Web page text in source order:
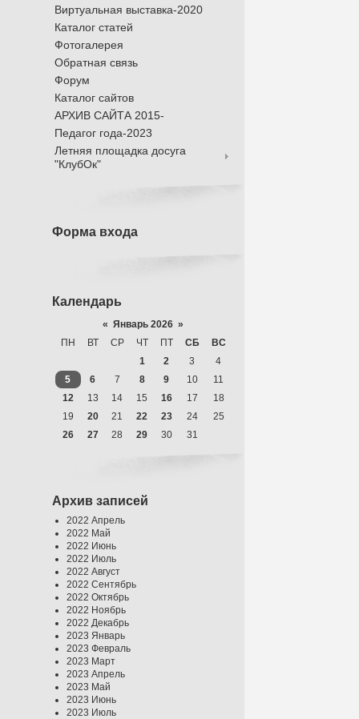
Виртуальная выставка-2020
Каталог статей
Фотогалерея
Обратная связь
Форум
Каталог сайтов
АРХИВ САЙТА 2015-
Педагог года-2023
Летняя площадка досуга
"КлубОк"
Форма входа
Календарь
« Январь 2026 »
ПН
ВТ СР ЧТ ПТ СБ
ВС
1
2 3
4
5
6 7 8 9 10
11
12
13 14 15 16 17
18
19
20 21 22 23 24
25
26
27 28 29 30 31
Архив записей
2022 Апрель
2022 Май
2022 Июнь
2022 Июль
2022 Август
2022 Сентябрь
2022 Октябрь
2022 Ноябрь
2022 Декабрь
2023 Январь
2023 Февраль
2023 Март
2023 Апрель
2023 Май
2023 Июнь
2023 Июль